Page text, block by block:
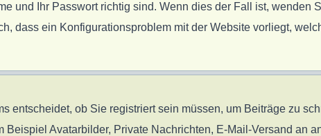
und Ihr Passwort richtig sind. Wenn dies der Fall ist, wenden
dass ein Konfigurationsproblem mit der Website vorliegt,
ob Sie registriert sein müssen, um Beiträge zu
Avatarbilder, Private Nachrichten, E-Mail-Versand an